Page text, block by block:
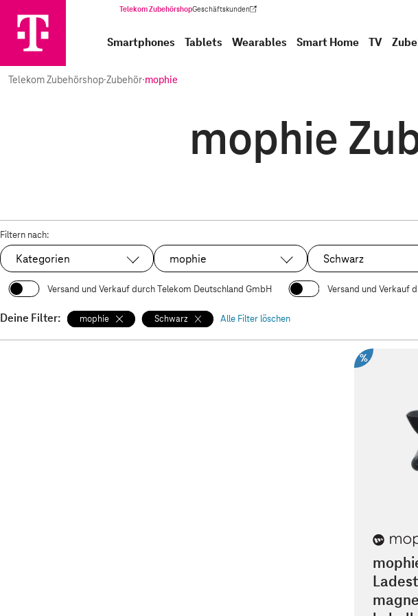
Telekom ZubehörshopGeschäftskunden
(Wird in einem neuen Tab geöffnet)
Smartphones Tablets Wearables Smart Home TV
Telekom Zubehörshop·Zubehör·mophie
mophie
Filtern nach:
Kategorien Ausgewählt:
mophie Ausgewählt:
Schwarz
Versand und Verkauf durch Telekom Deutschland GmbH Versand und Verkauf
Deine Filter: mophie Schwarz Alle Filter löschen
%